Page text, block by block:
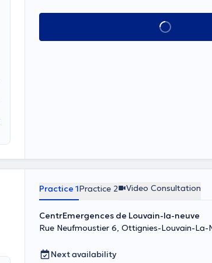
See all
Practice 1Practice 2 Video Consultation
CentrEmergences de Louvain-la-neuve
Rue Neufmoustier 6, Ottignies-Louvain-La-
Next availability